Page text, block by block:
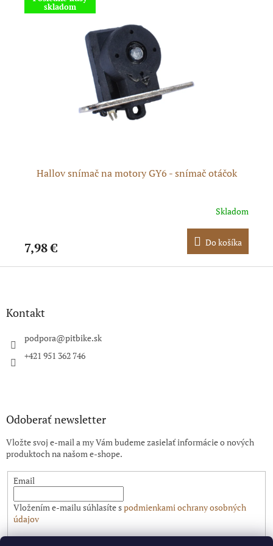
skladom
Hallov snímač na motory GY6 - snímač otáčok
Skladom
7,98 € Do košíka
Z
Kontakt
podpora@pitbike.sk
+421 951 362 746
Odoberať newsletter
Vložte svoj e-mail a my Vám budeme zasielať informácie o nových
produktoch na našom e-shope.
Email
Vložením e-mailu súhlasíte spodmienkami ochrany osobných
údajov